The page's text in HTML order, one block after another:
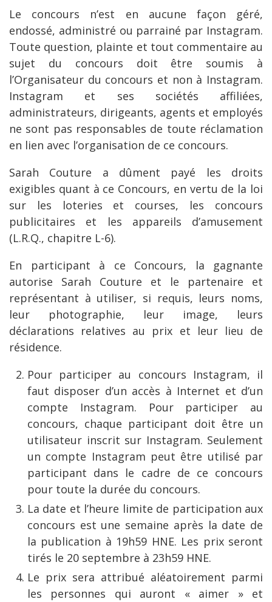
Le concours n’est en aucune façon géré,
endossé, administré ou parrainé par Instagram.
Toute question, plainte et tout commentaire au
sujet du concours doit être soumis à
l’Organisateur du concours et non à Instagram.
Instagram et ses sociétés affiliées,
administrateurs, dirigeants, agents et employés
ne sont pas responsables de toute réclamation
en lien avec l’organisation de ce concours.
Sarah Couture a dûment payé les droits
exigibles quant à ce Concours, en vertu de la loi
sur les loteries et courses, les concours
publicitaires et les appareils d’amusement
(L.R.Q., chapitre L-6).
En participant à ce Concours, la gagnante
autorise Sarah Couture et le partenaire et
représentant à utiliser, si requis, leurs noms,
leur photographie, leur image, leurs
déclarations relatives au prix et leur lieu de
résidence.
Pour participer au concours Instagram, il
faut disposer d’un accès à Internet et d’un
compte Instagram. Pour participer au
concours, chaque participant doit être un
utilisateur inscrit sur Instagram. Seulement
un compte Instagram peut être utilisé par
participant dans le cadre de ce concours
pour toute la durée du concours.
La date et l’heure limite de participation aux
concours est une semaine après la date de
la publication à 19h59 HNE. Les prix seront
tirés le 20 septembre à 23h59 HNE.
Le prix sera attribué aléatoirement parmi
les personnes qui auront « aimer » et